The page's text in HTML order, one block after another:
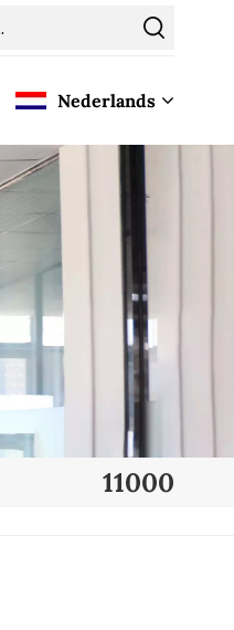
Nederlands
Deutsch
Pусский
Español
11000